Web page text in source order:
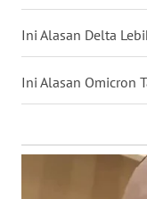
Ini Alasan Delta
Ini Alasan Omicron
WN
BALI
WN